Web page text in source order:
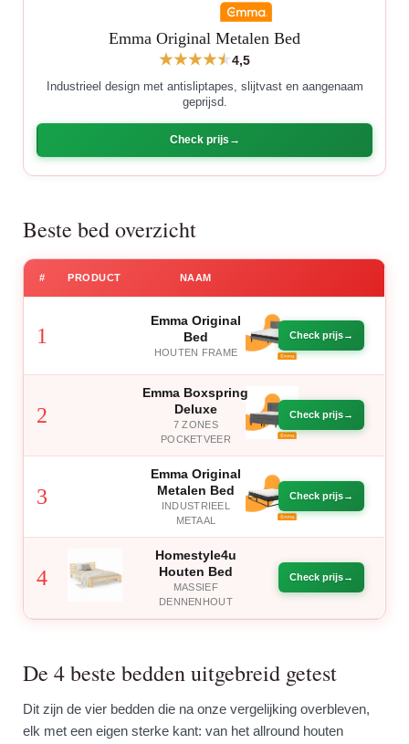
Emma Original Metalen Bed
4,5
Industrieel design met antisliptapes, slijtvast en aangenaam
geprijsd.
Check prijs
Beste bed overzicht
# PRODUCT NAAM
1
Emma Original
Bed
HOUTEN FRAME
Check prijs
2
Emma Boxspring
Deluxe
7 ZONES
POCKETVEER
Check prijs
3
Emma Original
Metalen Bed
INDUSTRIEEL
METAAL
Check prijs
4
Homestyle4u
Houten Bed
MASSIEF
DENNENHOUT
Check prijs
De 4 beste bedden uitgebreid getest
Dit zijn de vier bedden die na onze vergelijking overbleven,
elk met een eigen sterke kant: van het allround houten